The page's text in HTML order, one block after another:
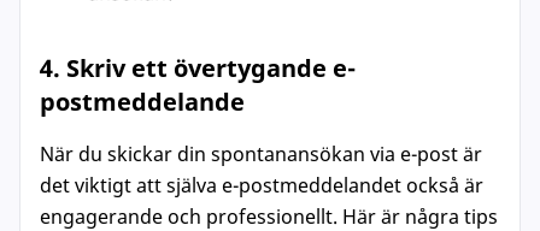
4. Skriv ett övertygande e-
postmeddelande
När du skickar din spontanansökan via e-post är
det viktigt att själva e-postmeddelandet också är
engagerande och professionellt. Här är några tips